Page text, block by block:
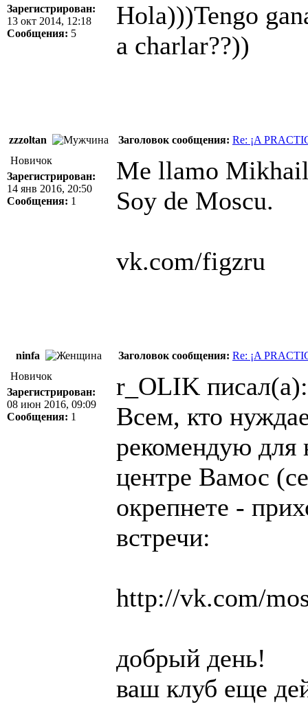
Зарегистрирован:
13 окт 2014, 12:18
Сообщения: 5
Hola)))Tengo
a charlar??))
zzzoltan Заголовок сообщения: Re: ¡A
Новичок
Зарегистрирован:
14 янв 2016, 20:50
Сообщения: 1
Me llamo
Soy de Moscu.
vk.com/figzru
ninfa Заголовок сообщения: Re: ¡A
Новичок
Зарегистрирован:
08 июн 2016, 09:09
Сообщения: 1
r_OLIK писал(а):
Всем, кто
рекомендую для
центре Вамос
окрепнете -
встречи:
http://vk.com/
добрый день!
ваш клуб еще